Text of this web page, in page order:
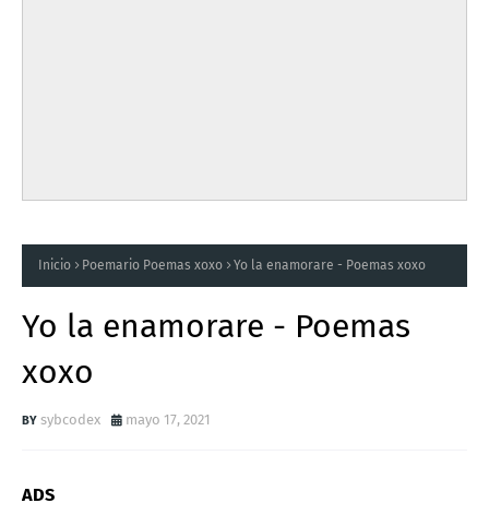
Inicio Poemario Poemas xoxo Yo la enamorare - Poemas xoxo
Yo la enamorare - Poemas
xoxo
sybcodex mayo 17, 2021
ADS